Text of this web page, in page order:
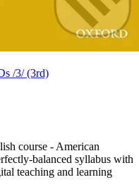
/3/ (3rd)
course - American
balanced syllabus with
teaching and learning